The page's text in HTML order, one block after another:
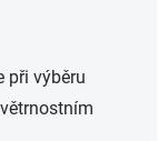
při výběru